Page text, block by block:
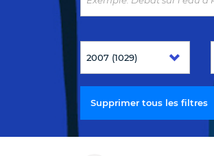
Supprimer tous les filtres